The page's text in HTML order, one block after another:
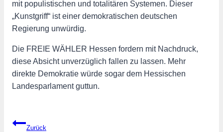
mit populistischen und totalitären Systemen. Dieser
„Kunstgriff“ ist einer demokratischen deutschen
Regierung unwürdig.
Die FREIE WÄHLER Hessen fordern mit Nachdruck,
diese Absicht unverzüglich fallen zu lassen. Mehr
direkte Demokratie würde sogar dem Hessischen
Landesparlament guttun.
Beitragsnavigation
Zurück